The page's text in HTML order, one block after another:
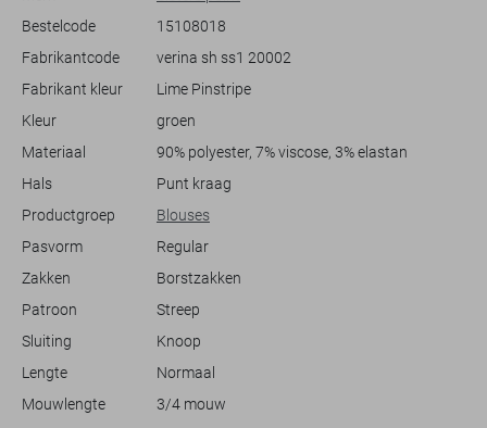
knoopsluiting, houd je je look verfijnd, terwijl de borstzakken een
subtiel speels element toevoegen aan het geheel. De 3/4 mouwen
maken de blouse ideaal voor milde zomeravonden. Combineer hem
nette broek voor informele werksituaties. Deze SisterS point blouse is
een betrouwbare keuze voor elke casual gelegenheid waarbij stijl en
Bestelcode
15108018
Fabrikantcode
verina sh ss1 20002
Fabrikant kleur
Lime Pinstripe
Kleur
groen
Materiaal
90% polyester, 7% viscose, 3% elastan
Hals
Punt kraag
Productgroep
Blouses
Pasvorm
Regular
Zakken
Borstzakken
Patroon
Streep
Sluiting
Knoop
Lengte
Normaal
Mouwlengte
3/4 mouw